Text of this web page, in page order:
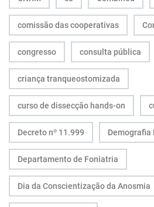
comissão das cooperativas
congresso consulta pública
criança tranqueostomizada
curso de dissecção hands-on
Decreto nº 11.999 Demografia
Departamento de Foniatria
Dia da Conscientização da Anosmia